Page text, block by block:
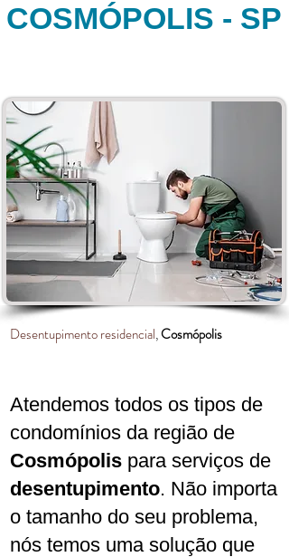
COSMÓPOLIS - SP
Desentupimento residencial,Cosmópolis
Atendemos todos os tipos de
condomínios da região de
Cosmópolis para serviços de
desentupimento. Não importa
o tamanho do seu problema,
nós temos uma solução que